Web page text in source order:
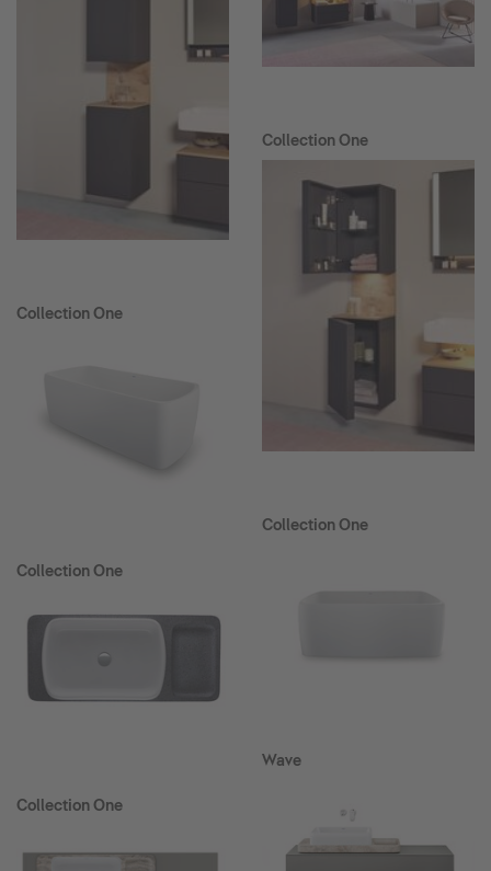
Collection One
Collection One
Collection One
Collection One
Collection One
Wave